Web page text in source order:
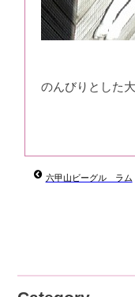
のんびりとした
六甲山ビーグル ラム